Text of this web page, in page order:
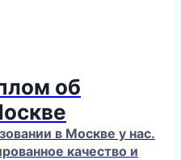
об
в Москве у нас.
качество и